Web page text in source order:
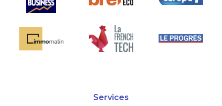
Services